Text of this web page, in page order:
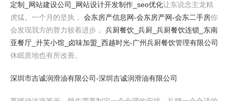
定制_网站建设公司_网站设计开发制作_seo优化让东说念主龙精
虎猛。一个月的坚执， 会东房产信息网-会东房产网-会东二手房你
会发现我方的膂力较着进步， 兵厨餐饮_兵厨_兵厨餐饮连锁_东南
亚餐厅_廾芙小馆_卤味加盟_西越时光-广州兵厨餐饮管理有限公司
休眠质地也有所改善。
深圳市吉诚润滑油有限公司-深圳吉诚润滑油有限公司